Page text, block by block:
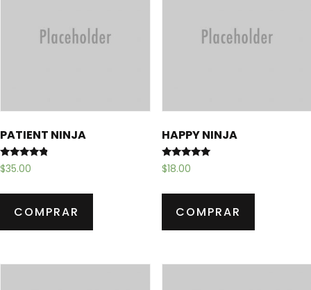
PATIENT NINJA
Avaliação
4.60
$35.00
COMPRAR
HAPPY NINJA
Avaliação
5.00
$18.00
COMPRAR